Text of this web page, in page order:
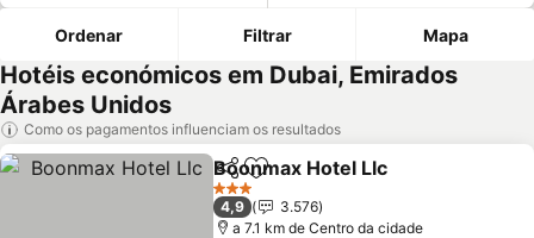
Ordenar Filtrar Mapa
Hotéis económicos em Dubai, Emirados
Árabes Unidos
Como os pagamentos influenciam os resultados
PartilharAdicionar aos favoritos
Boonmax Hotel Llc
3 Estrelas
4,9
3.576
a 7.1 km de Centro da cidade